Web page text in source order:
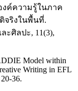
ค์ความรู้ในภาค
จริงในพื้นที่.
ะศิลปะ, 11(3),
Model within
Writing in EFL
36.